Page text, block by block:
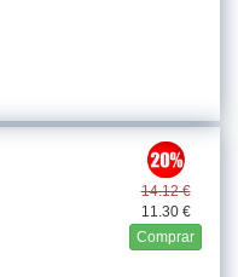
14.12 €
11.30 €
Comprar